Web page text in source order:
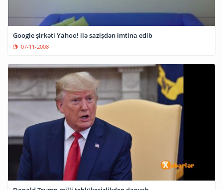
Google şirkəti Yahoo! ilə sazişdən imtina edib
07-11-2008